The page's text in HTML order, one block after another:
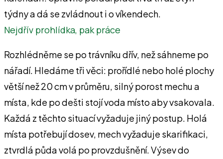
týdny a dá se zvládnout i o víkendech.
Nejdřív prohlídka, pak práce
Rozhlédněme se po trávníku dřív, než sáhneme po
nářadí. Hledáme tři věci: prořídlé nebo holé plochy
větší než 20 cm v průměru, silný porost mechu a
místa, kde po dešti stojí voda místo aby vsakovala.
Každá z těchto situací vyžaduje jiný postup. Holá
místa potřebují dosev, mech vyžaduje skarifikaci,
ztvrdlá půda volá po provzdušnění. Výsev do